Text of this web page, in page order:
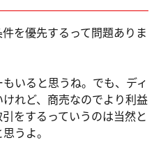
を優先するって問題ありま
いると思うね。でも、ディ
れど、商売なのでより利益
をするっていうのは当然と
うよ。